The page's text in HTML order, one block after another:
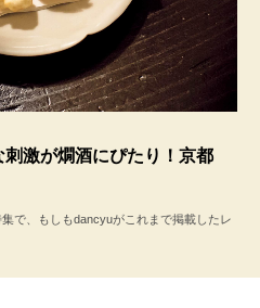
刺激が燗酒にぴたり！京都
で、もしもdancyuがこれまで掲載したレ